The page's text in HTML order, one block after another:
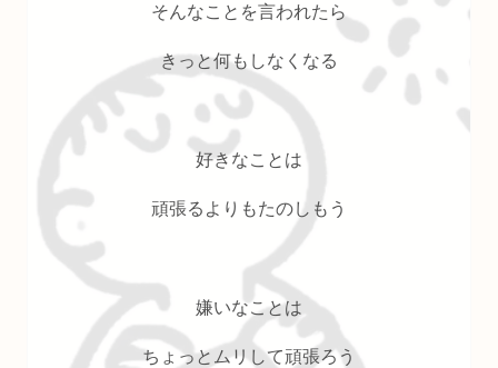
そんなことを言われたら
きっと何もしなくなる
好きなことは
頑張るよりもたのしもう
嫌いなことは
ちょっとムリして頑張ろう